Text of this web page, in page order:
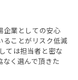
企業としての安心
ることがリスク低減
ては担当者と密な
なく選んで頂きた